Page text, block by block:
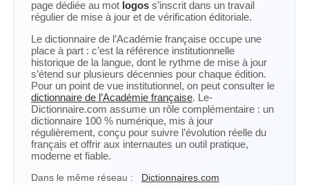
page dédiée au mot logos s’inscrit dans un travail
régulier de mise à jour et de vérification éditoriale.
Le dictionnaire de l’Académie française occupe une
place à part : c’est la référence institutionnelle
historique de la langue, dont le rythme de mise à jour
s’étend sur plusieurs décennies pour chaque édition.
Pour un point de vue institutionnel, on peut consulter le
dictionnaire de l’Académie française. Le-
Dictionnaire.com assume un rôle complémentaire : un
dictionnaire 100 % numérique, mis à jour
régulièrement, conçu pour suivre l’évolution réelle du
français et offrir aux internautes un outil pratique,
moderne et fiable.
Dans le même réseau :
Dictionnaires.com